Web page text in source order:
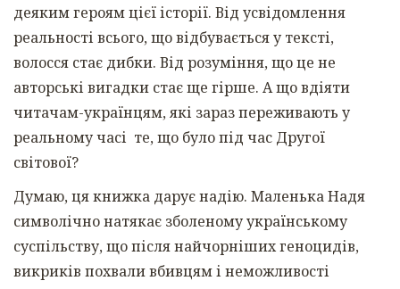
деяким героям цієї історії. Від усвідомлення
реальності всього, що відбувається у тексті,
волосся стає дибки. Від розуміння, що це не
авторські вигадки стає ще гірше. А що вдіяти
читачам-українцям, які зараз переживають у
реальному часі те, що було під час Другої
світової?
Думаю, ця книжка дарує надію. Маленька Надя
символічно натякає зболеному українському
суспільству, що після найчорніших геноцидів,
викриків похвали вбивцям і неможливості